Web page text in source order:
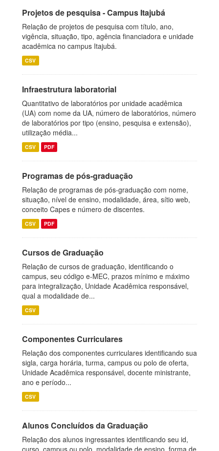
Projetos de pesquisa - Campus Itajubá
Relação de projetos de pesquisa com título, ano,
vigência, situação, tipo, agência financiadora e unidade
acadêmica no campus Itajubá.
CSV
Infraestrutura laboratorial
Quantitativo de laboratórios por unidade acadêmica
(UA) com nome da UA, número de laboratórios, número
de laboratórios por tipo (ensino, pesquisa e extensão),
utilização média...
CSV PDF
Programas de pós-graduação
Relação de programas de pós-graduação com nome,
situação, nível de ensino, modalidade, área, sítio web,
conceito Capes e número de discentes.
CSV PDF
Cursos de Graduação
Relação de cursos de graduação, identificando o
campus, seu código e-MEC, prazos mínimo e máximo
para integralização, Unidade Acadêmica responsável,
qual a modalidade de...
CSV
Componentes Curriculares
Relação dos componentes curriculares identificando sua
sigla, carga horária, turma, campus ou polo de oferta,
Unidade Acadêmica responsável, docente ministrante,
ano e período...
CSV
Alunos Concluídos da Graduação
Relação dos alunos ingressantes identificando seu id,
curso, campus ou polo, modalidade de ensino, forma de